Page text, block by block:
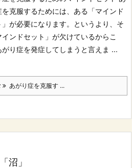
を克服するためには、ある「マインド
が必要になります。
というより、そ
ンドセット」が欠けているからこ
がり症を発症してしまうと言えま ...
あがり症を克服す ...
沼」